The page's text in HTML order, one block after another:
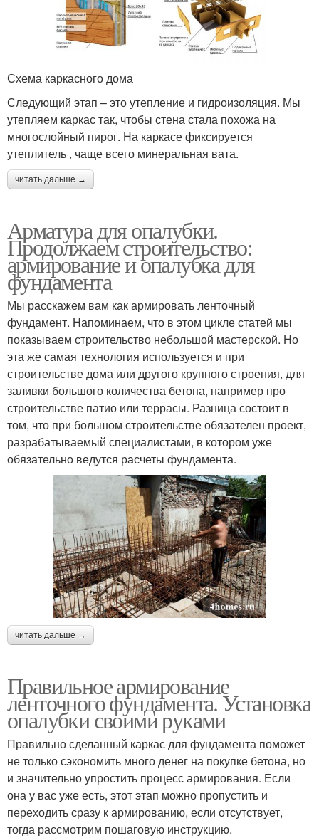
Схема каркасного дома
Следующий этап – это утепление и гидроизоляция. Мы
утепляем каркас так, чтобы стена стала похожа на
многослойный пирог. На каркасе фиксируется
утеплитель , чаще всего минеральная вата.
читать дальше →
Арматура для опалубки.
Продолжаем строительство:
армирование и опалубка для
фундамента
Мы расскажем вам как армировать ленточный
фундамент. Напоминаем, что в этом цикле статей мы
показываем строительство небольшой мастерской. Но
эта же самая технология используется и при
строительстве дома или другого крупного строения, для
заливки большого количества бетона, например про
строительстве патио или террасы. Разница состоит в
том, что при большом строительстве обязателен проект,
разрабатываемый специалистами, в котором уже
обязательно ведутся расчеты фундамента.
читать дальше →
Правильное армирование
ленточного фундамента. Установка
опалубки своими руками
Правильно сделанный каркас для фундамента поможет
не только сэкономить много денег на покупке бетона, но
и значительно упростить процесс армирования. Если
она у вас уже есть, этот этап можно пропустить и
переходить сразу к армированию, если отсутствует,
тогда рассмотрим пошаговую инструкцию.